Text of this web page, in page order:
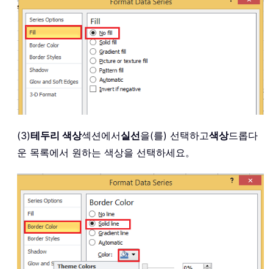
(3)테두리 색상섹션에서실선을(를) 선택하고색상드롭다
운 목록에서 원하는 색상을 선택하세요。